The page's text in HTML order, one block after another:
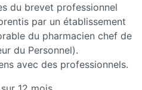
du brevet professionnel
par un établissement
du pharmacien chef de
du Personnel).
avec des professionnels.